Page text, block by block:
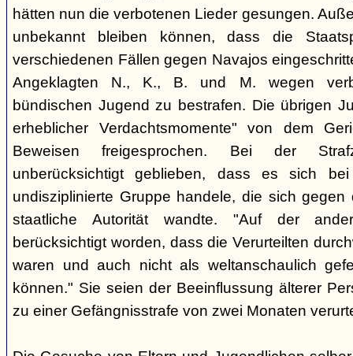
hätten nun die verbotenen Lieder gesungen.
unbekannt bleiben können, dass die
verschiedenen Fällen gegen Navajos
Angeklagten N., K., B. und M. wegen
bündischen Jugend zu bestrafen. Die übrigen
erheblicher Verdachtsmomente" von dem
Beweisen freigesprochen. Bei der
unberücksichtigt geblieben, dass es sich
undisziplinierte Gruppe handele, die sich
staatliche Autorität wandte. "Auf der
berücksichtigt worden, dass die Verurteilten
waren und auch nicht als weltanschaulich
können." Sie seien der Beeinflussung älterer
zu einer Gefängnisstrafe von zwei Monaten